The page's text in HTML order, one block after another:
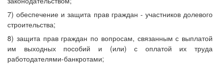
7) обеспечение и защита прав граждан - участников долевого
строительства;
8) защита прав граждан по вопросам, связанным с выплатой
им выходных пособий и (или) с оплатой их труда
работодателями-банкротами;